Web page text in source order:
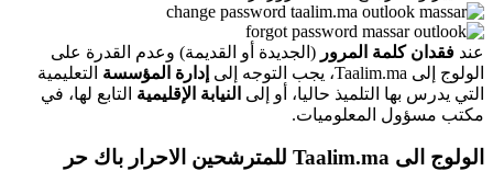
عند فقدان كلمة المرور (الجديدة أو القديمة) وعدم القدرة على
الولوج إلى Taalim.ma، يجب التوجه إلى
إدارة المؤسسة التعليمية
التي يدرس بها التلميذ حاليا، أو إلى النيابة الإقليمية التابع لها، في
مكتب مسؤول المعلوميات.
الولوج الى Taalim.ma للمترشحين الاحرار باك حر